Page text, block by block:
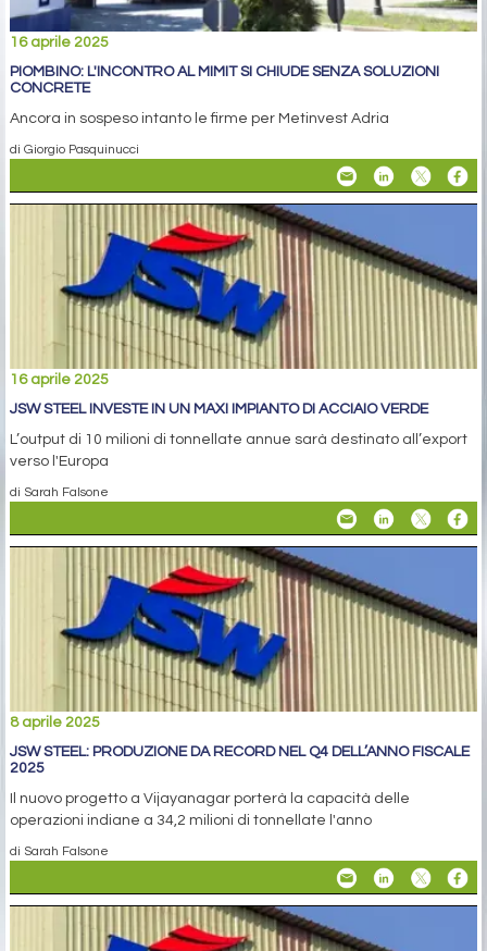
16 aprile 2025
PIOMBINO: L'INCONTRO AL MIMIT SI CHIUDE SENZA SOLUZIONI
CONCRETE
Ancora in sospeso intanto le firme per Metinvest Adria
di Giorgio Pasquinucci
16 aprile 2025
JSW STEEL INVESTE IN UN MAXI IMPIANTO DI ACCIAIO VERDE
L’output di 10 milioni di tonnellate annue sarà destinato all’export
verso l'Europa
di Sarah Falsone
8 aprile 2025
JSW STEEL: PRODUZIONE DA RECORD NEL Q4 DELL’ANNO FISCALE
2025
Il nuovo progetto a Vijayanagar porterà la capacità delle
operazioni indiane a 34,2 milioni di tonnellate l'anno
di Sarah Falsone